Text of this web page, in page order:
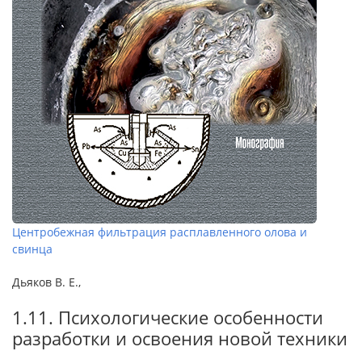
Центробежная фильтрация расплавленного олова и
свинца
Дьяков В. Е.,
1.11. Психологические особенности
разработки и освоения новой техники